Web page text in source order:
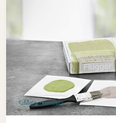
Male innendørs